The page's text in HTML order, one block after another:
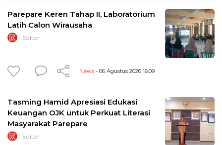
Parepare Keren Tahap II, Laboratorium
Latih Calon Wirausaha
Editor
News - 06 Agustus 2026 16:09
Tasming Hamid Apresiasi Edukasi
Keuangan OJK untuk Perkuat Literasi
Masyarakat Parepare
Editor